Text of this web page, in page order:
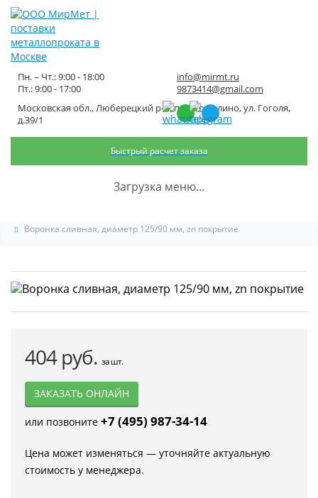
Московская обл., Люберецкий р-н, пос. Томилино, ул. Гоголя,
д.39/1
Пн. – Чт.: 9:00 - 18:00
Пт.: 9:00 - 17:00
info@mirmt.ru
9873414@gmail.com
Быстрый расчет заказа
Загрузка меню...
Воронка сливная, диаметр
125/90 мм, zn покрытие
Воронка сливная, диаметр 125/90 мм, zn покрытие
404 руб. за шт.
ЗАКАЗАТЬ ОНЛАЙН
или позвоните +7 (495) 987-34-14
Цена может изменяться — уточняйте актуальную
стоимость у менеджера.